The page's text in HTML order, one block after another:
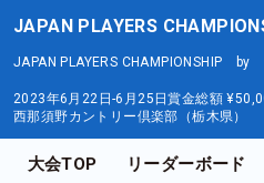
JAPAN PLAYERS
JAPAN PLAYERS CHAMPIONSHIP by
2023年6月22日-6月25日賞金総額
西那須野カントリー倶楽部（栃木県）
大会TOP リーダーボード